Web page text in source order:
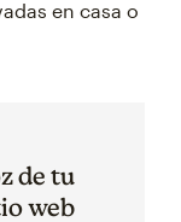
en casa o
de tu
web